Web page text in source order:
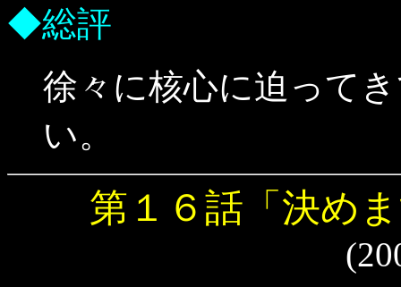
◆総評
徐々に核心に迫って
い。
第１６話「決め